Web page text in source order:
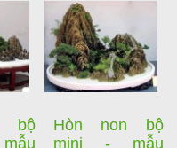
bộ
Hòn non bộ
mini - mẫu